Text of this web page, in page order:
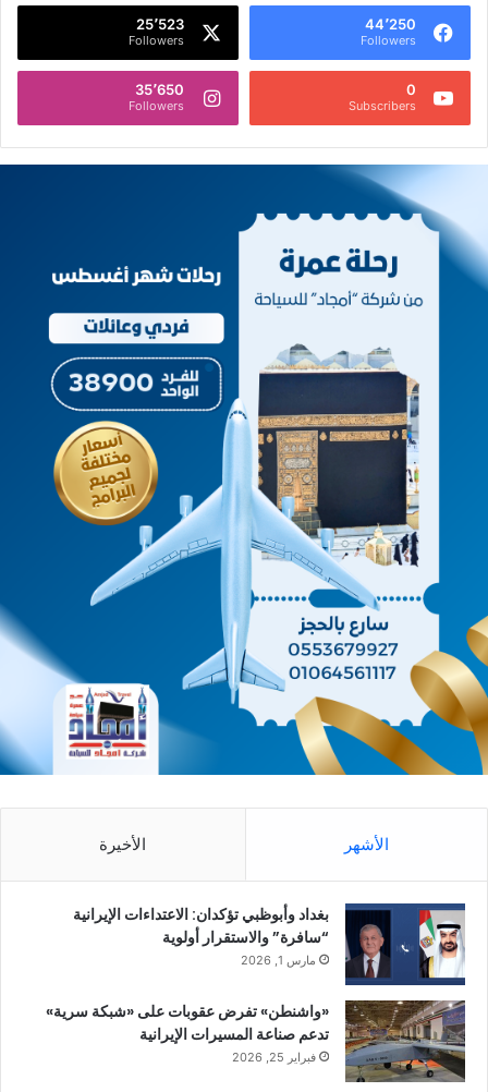
44٬250
Followers
25٬523
Followers
0
Subscribers
35٬650
Followers
الأشهر الأخيرة
بغداد وأبوظبي تؤكدان: الاعتداءات الإيرانية
“سافرة” والاستقرار أولوية
مارس 1, 2026
«واشنطن» تفرض عقوبات على «شبكة سرية»
تدعم صناعة المسيرات الإيرانية
فبراير 25, 2026